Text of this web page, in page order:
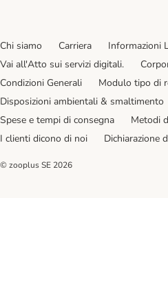
Chi siamo Carriera
Informazioni
Vai all'Atto sui servizi digitali.
Condizioni Generali
Modulo tipo di
Disposizioni ambientali & smaltimento
Spese e tempi di consegna
Metodi
I clienti dicono di noi
Dichiarazione
© zooplus SE 2026